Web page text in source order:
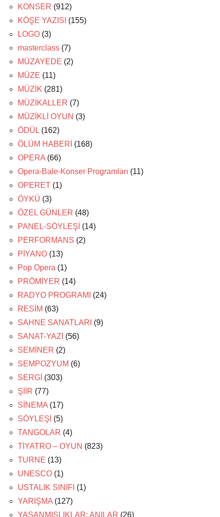
KONSER (912)
KÖŞE YAZISI (155)
LOGO (3)
masterclass (7)
MÜZAYEDE (2)
MÜZE (11)
MÜZİK (281)
MÜZİKALLER (7)
MÜZİKLİ OYUN (3)
ÖDÜL(162)
ÖLÜM HABERİ (168)
OPERA(66)
Opera-Bale-Konser Programları (11)
OPERET (1)
ÖYKÜ (3)
ÖZEL GÜNLER (48)
PANEL-SÖYLEŞİ (14)
PERFORMANS (2)
PİYANO (13)
Pop Opera (1)
PRÖMİYER (14)
RADYO PROGRAMI
(24)
RESİM (63)
SAHNE SANATLARI (9)
SANAT-YAZI (56)
SEMİNER (2)
SEMPOZYUM (6)
SERGİ (303)
ŞİİR (77)
SİNEMA(17)
SÖYLEŞİ (5)
TANGOLAR (4)
TİYATRO – OYUN (823)
TURNE (13)
UNESCO (1)
USTALIK SINIFI (1)
YARIŞMA(127)
YAŞANMIŞLIKLAR: ANILAR (26)